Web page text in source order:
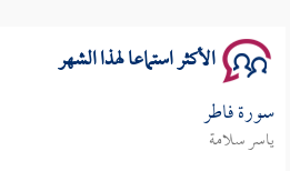
الأكثر استماعا لهذا الشهر
سورة فاطر
ياسر سلامة